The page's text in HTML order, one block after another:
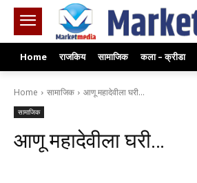
Home राजकिय सामाजिक कला – क्रीडा
Home सामाजिक आणू महादेवीला घरी...
सामाजिक
आणू महादेवीला घरी…